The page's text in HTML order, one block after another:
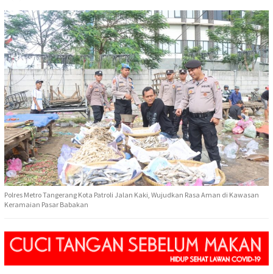
Polres Metro Tangerang Kota Patroli Jalan Kaki, Wujudkan Rasa Aman di Kawasan
Keramaian Pasar Babakan